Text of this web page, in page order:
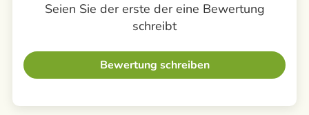
Seien Sie der erste der eine Bewertung
schreibt
Bewertung schreiben